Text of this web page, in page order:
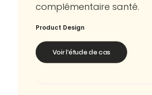
complémentaire santé.
Product Design
Voir l'étude de cas